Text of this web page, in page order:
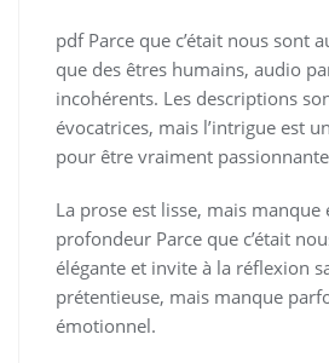
pdf Parce que c’était nous sont
que des êtres humains, audio
incohérents. Les descriptions
évocatrices, mais l’intrigue est
pour être vraiment
La prose est lisse, mais manque
profondeur Parce que c’était
élégante et invite à la réflexion
prétentieuse, mais manque
émotionnel.